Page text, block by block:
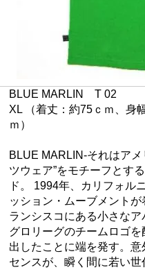
BLUE MARLIN T 02
XL （着丈：約75ｃｍ、身
ｍ）
BLUE MARLIN-それはア
ツウェア”をモチーフとす
ド。 1994年、カリフォル
ッション・ムーブメント
ランシスコにある小さな
グロリーグのチームロゴ
出したことに端を発す。
センスが、瞬く間に若い世